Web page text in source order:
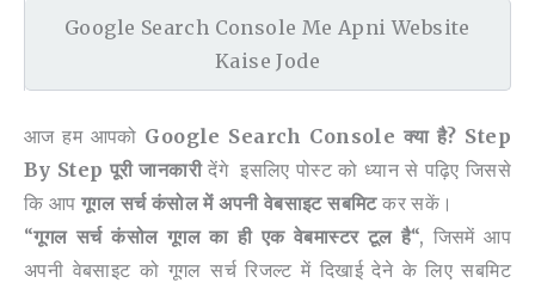
Google Search Console Me Apni Website
Kaise Jode
आज हम आपको Google Search Console क्या है? Step
By Step पूरी जानकारीदेंगे इसलिए पोस्ट को ध्यान से पढ़िए जिससे
कि आप गूगल सर्च कंसोल में अपनी वेबसाइट सबमिटकर सकें।
“गूगल सर्च कंसोल गूगल का ही एक वेबमास्टर टूल है“, जिसमें आप
अपनी वेबसाइट को गूगल सर्च रिजल्ट में दिखाई देने के लिए सबमिट